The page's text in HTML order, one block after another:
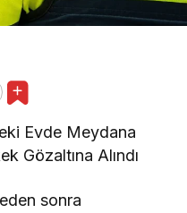
Evde Meydana
Gözaltına Alındı
sonra